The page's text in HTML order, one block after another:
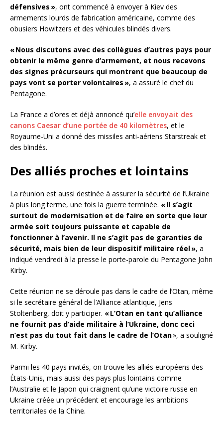
défensives », ont commencé à envoyer à Kiev des
armements lourds de fabrication américaine, comme des
obusiers Howitzers et des véhicules blindés divers.
« Nous discutons avec des collègues d’autres pays pour
obtenir le même genre d’armement, et nous recevons
des signes précurseurs qui montrent que beaucoup de
pays vont se porter volontaires », a assuré le chef du
Pentagone.
La France a d’ores et déjà annoncé qu’elle envoyait des
canons Caesar d’une portée de 40 kilomètres, et le
Royaume-Uni a donné des missiles anti-aériens Starstreak et
des blindés.
Des alliés proches et lointains
La réunion est aussi destinée à assurer la sécurité de l’Ukraine
à plus long terme, une fois la guerre terminée. « Il s’agit
surtout de modernisation et de faire en sorte que leur
armée soit toujours puissante et capable de
fonctionner à l’avenir. Il ne s’agit pas de garanties de
sécurité, mais bien de leur dispositif militaire réel », a
indiqué vendredi à la presse le porte-parole du Pentagone John
Kirby.
Cette réunion ne se déroule pas dans le cadre de l’Otan, même
si le secrétaire général de l’Alliance atlantique, Jens
Stoltenberg, doit y participer. « L’Otan en tant qu’alliance
ne fournit pas d’aide militaire à l’Ukraine, donc ceci
n’est pas du tout fait dans le cadre de l’Otan», a souligné
M. Kirby.
Parmi les 40 pays invités, on trouve les alliés européens des
États-Unis, mais aussi des pays plus lointains comme
l’Australie et le Japon qui craignent qu’une victoire russe en
Ukraine créée un précédent et encourage les ambitions
territoriales de la Chine.